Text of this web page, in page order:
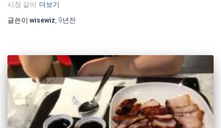
시장 같이 더보기
글쓴이 wisewiz 9년전